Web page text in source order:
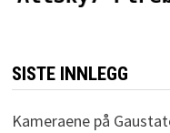
SISTE INNLEGG
Kameraene på